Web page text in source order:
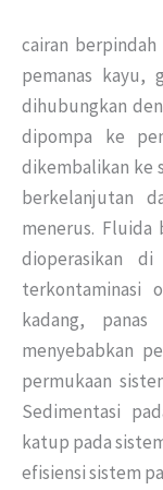
cairan
pemanas kayu,
dihubungkan
dipompa ke
dikembalikan ke
berkelanjutan
menerus. Fluida
dioperasikan
terkontaminasi
kadang,
menyebabkan
permukaan
Sedimentasi
katup pada
efisiensi sistem